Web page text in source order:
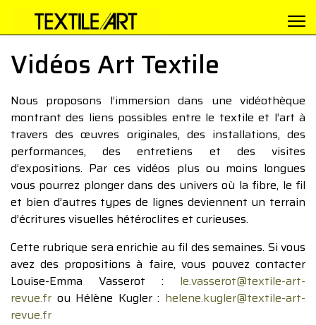
Vidéos Art Textile
Nous proposons l’immersion dans une vidéothèque
montrant des liens possibles entre le textile et l’art à
travers des œuvres originales, des installations, des
performances, des entretiens et des visites
d’expositions. Par ces vidéos plus ou moins longues
vous pourrez plonger dans des univers où la fibre, le fil
et bien d’autres types de lignes deviennent un terrain
d’écritures visuelles hétéroclites et curieuses.
Cette rubrique sera enrichie au fil des semaines. Si vous
avez des propositions à faire, vous pouvez contacter
Louise-Emma Vasserot : le.vasserot@textile-art-
revue.fr ou Hélène Kugler : helene.kugler@textile-art-
revue.fr